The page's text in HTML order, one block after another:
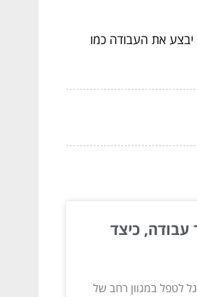
יבצע את העבודה כמו
עבודה, כיצד
לטפל במגוון רחב של